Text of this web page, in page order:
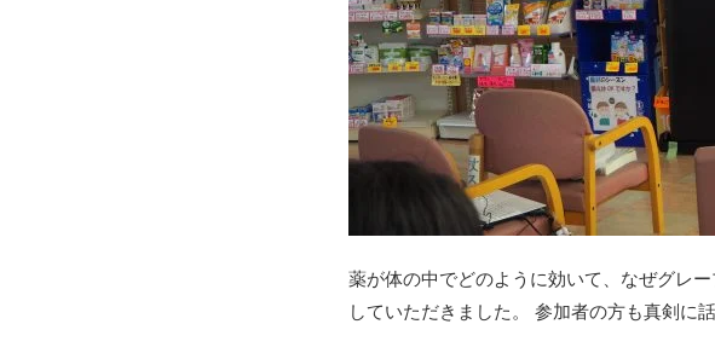
薬が体の中でどのように効いて、なぜグレ
していただきました。 参加者の方も真剣に